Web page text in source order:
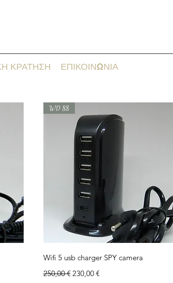
ΚΡΑΤΗΣΗ ΕΠΙΚΟΙΝΩΝΙΑ
Γρήγορη προβολή
WD 88
Wifi 5 usb charger SPY camera
Κανονική τιμή
250,00 € Τιμή Έκπτωσης
230,00 €